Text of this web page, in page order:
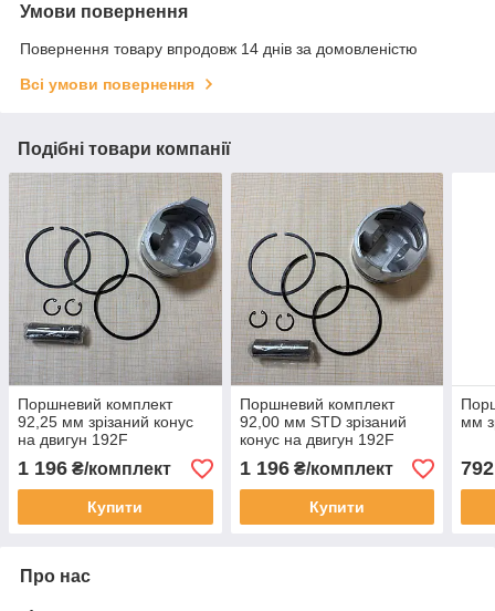
Умови повернення
Повернення товару впродовж 14 днів за домовленістю
Всі умови повернення
Подібні товари компанії
Поршневий комплект
92,25 мм зрізаний конус
на двигун 192F
1 196 ₴/комплект
Купити
Поршневий комплект
92,00 мм STD зрізаний
конус на двигун 192F
1 196₴/комплект
Купити
мм
792
Про нас